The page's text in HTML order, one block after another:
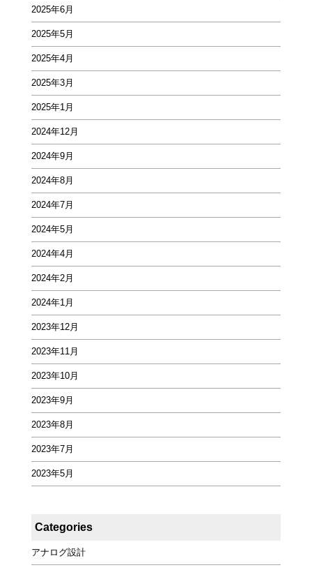
2025年6月
2025年5月
2025年4月
2025年3月
2025年1月
2024年12月
2024年9月
2024年8月
2024年7月
2024年5月
2024年4月
2024年2月
2024年1月
2023年12月
2023年11月
2023年10月
2023年9月
2023年8月
2023年7月
2023年5月
Categories
アナログ設計